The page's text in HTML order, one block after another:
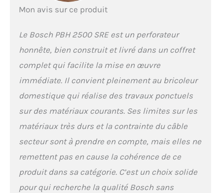
Mon avis sur ce produit
Le Bosch PBH 2500 SRE est un perforateur
honnête, bien construit et livré dans un coffret
complet qui facilite la mise en œuvre
immédiate. Il convient pleinement au bricoleur
domestique qui réalise des travaux ponctuels
sur des matériaux courants. Ses limites sur les
matériaux très durs et la contrainte du câble
secteur sont à prendre en compte, mais elles ne
remettent pas en cause la cohérence de ce
produit dans sa catégorie. C’est un choix solide
pour qui recherche la qualité Bosch sans